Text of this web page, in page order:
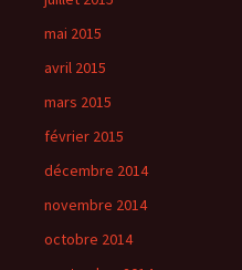
mai 2015
avril 2015
mars 2015
février 2015
décembre 2014
novembre 2014
octobre 2014